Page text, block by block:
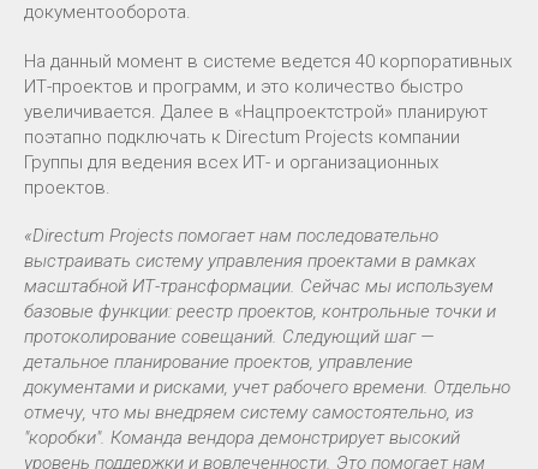
документооборота.
На данный момент в системе ведется 40 корпоративных
ИТ-проектов и программ, и это количество быстро
увеличивается. Далее в «Нацпроектстрой» планируют
поэтапно подключать к Directum Projects компании
Группы для ведения всех ИТ- и организационных
проектов.
«Directum Projects помогает нам последовательно
выстраивать систему управления проектами в рамках
масштабной ИТ-трансформации. Сейчас мы используем
базовые функции: реестр проектов, контрольные точки и
протоколирование совещаний. Следующий шаг —
детальное планирование проектов, управление
документами и рисками, учет рабочего времени. Отдельно
отмечу, что мы внедряем систему самостоятельно, из
"‎коробки"‎. Команда вендора демонстрирует высокий
уровень поддержки и вовлеченности. Это помогает нам